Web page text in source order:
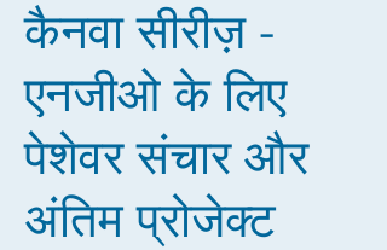
कैनवा सीरीज़ -
एनजीओ के लिए
पेशेवर संचार और
अंतिम प्रोजेक्ट